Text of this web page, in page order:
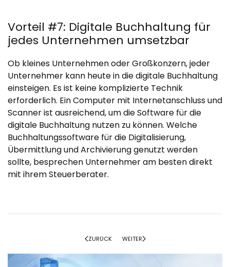
Vorteil #7: Digitale Buchhaltung für
jedes Unternehmen umsetzbar
Ob kleines Unternehmen oder Großkonzern, jeder
Unternehmer kann heute in die digitale Buchhaltung
einsteigen. Es ist keine komplizierte Technik
erforderlich. Ein Computer mit Internetanschluss und
Scanner ist ausreichend, um die Software für die
digitale Buchhaltung nutzen zu können. Welche
Buchhaltungssoftware für die Digitalisierung,
Übermittlung und Archivierung genutzt werden
sollte, besprechen Unternehmer am besten direkt
mit ihrem Steuerberater.
ZURÜCK WEITER